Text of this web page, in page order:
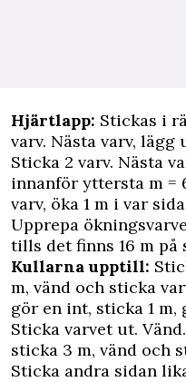
Hjärtlapp: Stickas i
varv. Nästa varv, lägg
Sticka 2 varv. Nästa
innanför yttersta m =
varv, öka 1 m i var
Upprepa
tills det finns 16 m på
Kullarna upptill:
m, vänd och sticka
gör en int, sticka 1 m,
Sticka varvet ut.
sticka 3 m, vänd och
Sticka andra sidan